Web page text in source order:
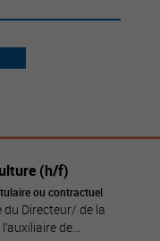
(h/f)
ou contractuel
du Directeur/ de la
de...